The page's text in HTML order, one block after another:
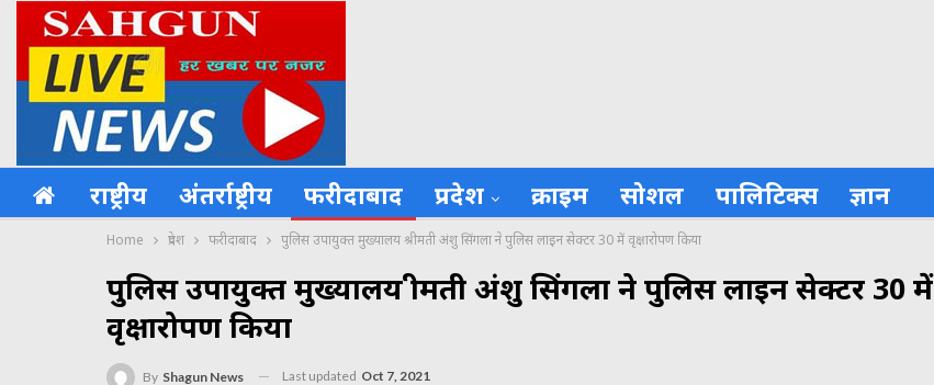
राष्ट्रीय अंतर्राष्ट्रीय फरीदाबाद प्रदेश क्राइम सोशल पालिटिक्स ज्ञान
Home प्रदेश फरीदाबाद पुलिस उपायुक्त मुख्यालय श्रीमती अंशु सिंगला ने पुलिस लाइन सेक्टर 30 में वृक्षारोपण किया
पुलिस उपायुक्त मुख्यालय श्रीमती अंशु सिंगला ने पुलिस लाइन सेक्टर 30 में
वृक्षारोपण किया
By Shagun News Last updated Oct 7, 2021